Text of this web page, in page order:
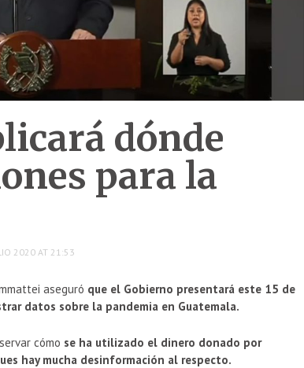
dónde
para la
2020 AT 21:53
aseguró que el Gobierno presentará este 15 de
datos sobre la pandemia en Guatemala.
cómo se ha utilizado el dinero donado por
hay mucha desinformación al respecto.
Calma vuelve a volcán de fuego, pero
más de 29 mil personas resultan
afectadas
NOTICIAS